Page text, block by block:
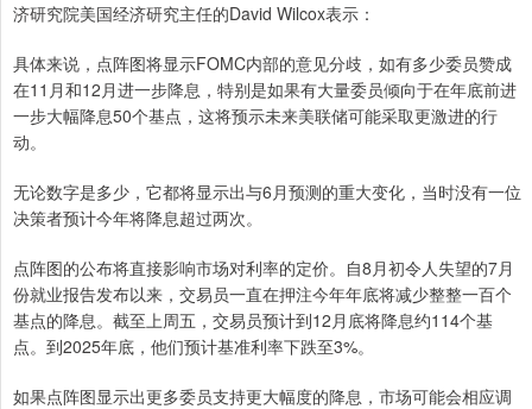
济研究院美国经济研究主任的David Wilcox表示：
具体来说，点阵图将显示FOMC内部的意见分歧，如有多少委员赞成
在11月和12月进一步降息，特别是如果有大量委员倾向于在年底前进
一步大幅降息50个基点，这将预示未来美联储可能采取更激进的行
动。
无论数字是多少，它都将显示出与6月预测的重大变化，当时没有一位
决策者预计今年将降息超过两次。
点阵图的公布将直接影响市场对利率的定价。自8月初令人失望的7月
份就业报告发布以来，交易员一直在押注今年年底将减少整整一百个
基点的降息。截至上周五，交易员预计到12月底将降息约114个基
点。到2025年底，他们预计基准利率下跌至3%。
如果点阵图显示出更多委员支持更大幅度的降息，市场可能会相应调